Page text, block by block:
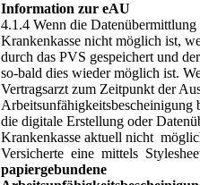
Information zur eAU
4.1.4 Wenn die Datenübermittlung
Krankenkasse nicht möglich ist,
durch das PVS gespeichert und
so-bald dies wieder möglich ist.
Vertragsarzt zum Zeitpunkt der
Arbeitsunfähigkeitsbescheinigung
die digitale Erstellung oder
Krankenkasse aktuell nicht
Versicherte eine mittels
papiergebundene